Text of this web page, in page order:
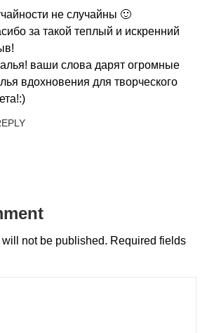
не случайны 🙂
за такой теплый и искренний
ваши слова дарят огромные
вдохновения для творческого
not be published. Required fields